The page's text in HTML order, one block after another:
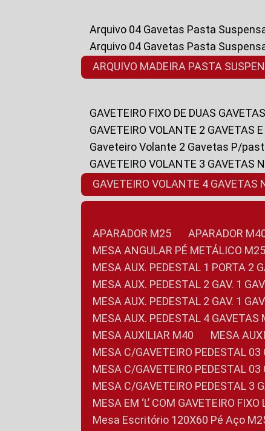
Arquivo 04 Gavetas Pasta
Arquivo 04 Gavetas Pasta
ARQUIVO MADEIRA PASTA
GAVETEIRO FIXO DE DUAS GAVETAS
GAVETEIRO VOLANTE 2 GAVETAS
Gaveteiro Volante 2 Gavetas P/
GAVETEIRO VOLANTE 3 GAVETAS
GAVETEIRO VOLANTE 4 GAVETAS
APARADOR M25
APARADOR
MESA ANGULAR PÉ METÁLICO M25
MESA AUX. PEDESTAL 1 PORTA 2
MESA AUX. PEDESTAL 2 GAV. 1
MESA AUX. PEDESTAL 2 GAV. 1
MESA AUX. PEDESTAL 4 GAVETAS
MESA AUXILIAR M40
MESA
MESA C/GAVETEIRO PEDESTAL
MESA C/GAVETEIRO PEDESTAL
MESA C/GAVETEIRO PEDESTAL 3
MESA EM ‘L’ COM GAVETEIRO
Mesa Escritório 120X60 Pé Aço